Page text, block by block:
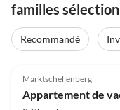
familles
Recommandé
Marktschellenberg